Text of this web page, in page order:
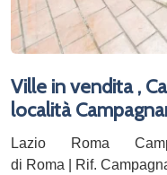
Ville in vendita ,
località
Lazio Roma
di Roma | Rif.